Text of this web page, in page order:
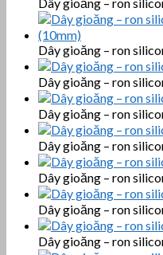
Dây gioăng – ron
Dây gioăng – ron
Dây gioăng – ron
Dây gioăng – ron
Dây gioăng – ron
Dây gioăng – ron
Dây gioăng – ron